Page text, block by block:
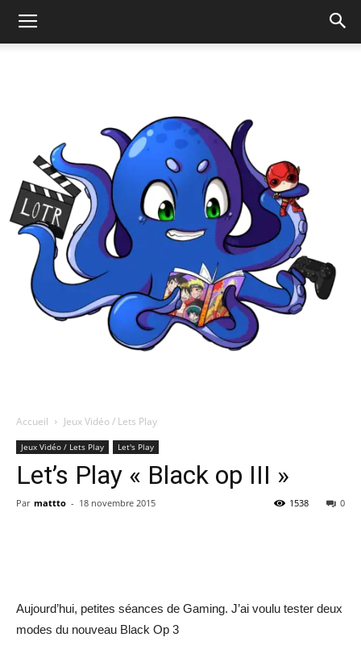
Accueil Jeux Vidéo / Lets Play
Jeux Vidéo / Lets Play Let's Play
Let’s Play « Black op III »
Par mattto - 18 novembre 2015 0
1538
Aujourd’hui, petites séances de Gaming. J’ai voulu tester deux
modes du nouveau Black Op 3